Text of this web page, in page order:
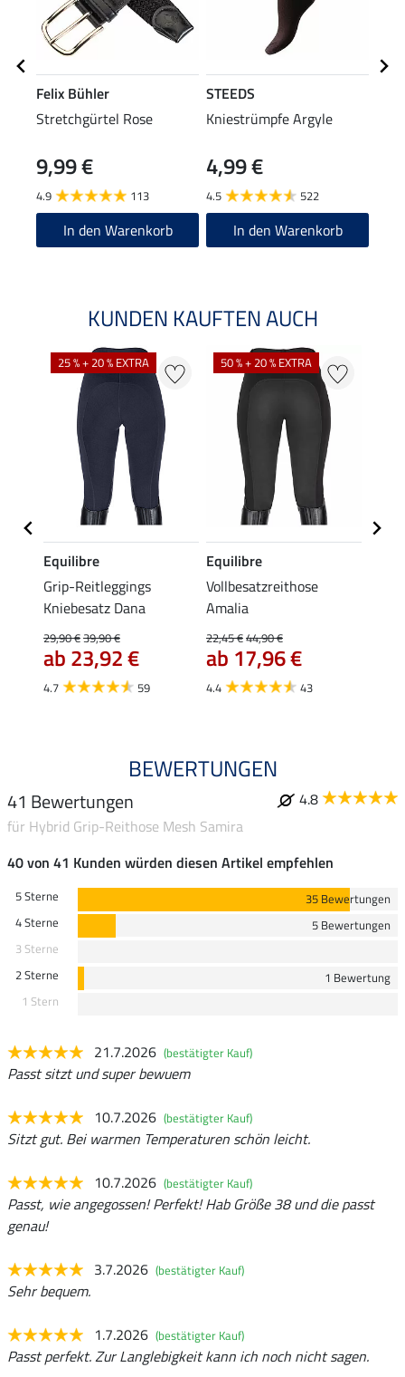
Felix Bühler
Stretchgürtel Rose
9,99 €
4.9 113
In den Warenkorb
STEEDS
Kniestrümpfe Argyle
4,99 €
4.5 522
In den Warenkorb
KUNDEN KAUFTEN AUCH
25 % + 20 % EXTRA
Equilibre
Grip-Reitleggings
Kniebesatz Dana
29,90 €39,90 €
ab 23,92 €
4.7 59
50 % + 20 % EXTRA
Equilibre
Vollbesatzreithose
Amalia
22,45 €44,90 €
ab 17,96 €
4.4 43
BEWERTUNGEN
41 Bewertungen
4.8
für Hybrid Grip-Reithose Mesh Samira
40 von 41 Kunden würden diesen Artikel empfehlen
5 Sterne
35 Bewertungen
4 Sterne
5 Bewertungen
3 Sterne
2 Sterne
1 Bewertung
1 Stern
21.7.2026 (bestätigter Kauf)
Passt sitzt und super bewuem
10.7.2026 (bestätigter Kauf)
Sitzt gut. Bei warmen Temperaturen schön leicht.
10.7.2026 (bestätigter Kauf)
Passt, wie angegossen! Perfekt! Hab Größe 38 und die passt
genau!
3.7.2026 (bestätigter Kauf)
Sehr bequem.
1.7.2026 (bestätigter Kauf)
Passt perfekt. Zur Langlebigkeit kann ich noch nicht sagen.